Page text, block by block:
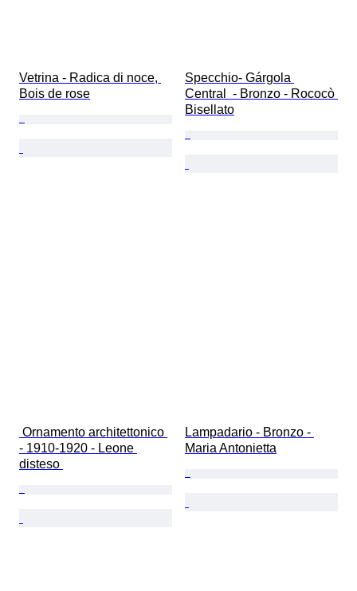
Vetrina - Radica di noce,
Bois de rose
Specchio- Gárgola
Central  - Bronzo - Rococò
Bisellato
- 1910-1920 - Leone
disteso
Lampadario - Bronzo -
Maria Antonietta